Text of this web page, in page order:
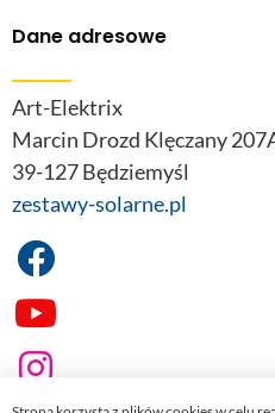
Dane adresowe
Art-Elektrix
Marcin Drozd Klęczany
39-127 Będziemyśl
zestawy-solarne.pl